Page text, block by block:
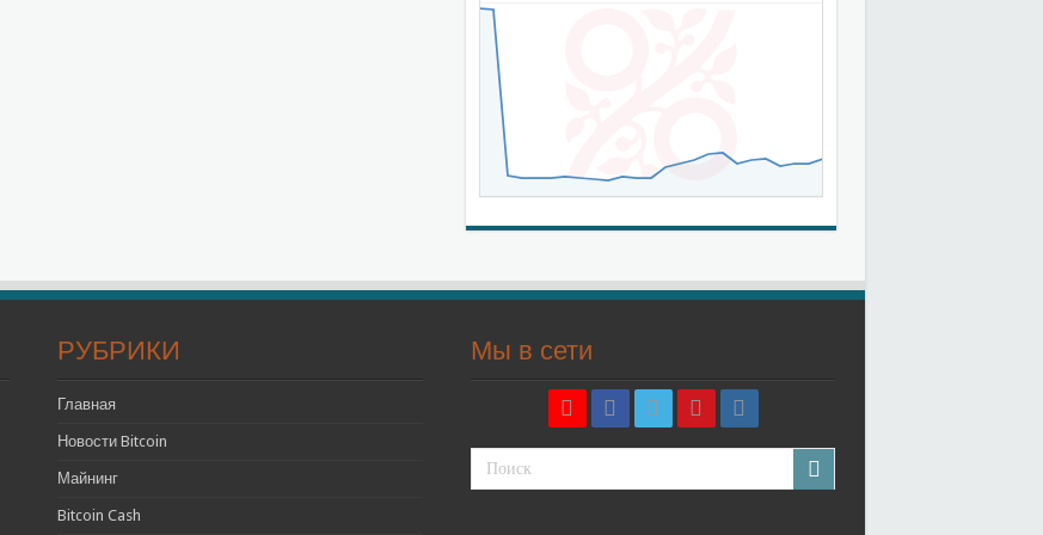
РУБРИКИ
Главная
Новости Bitcoin
Майнинг
Bitcoin Cash
Мы в сети